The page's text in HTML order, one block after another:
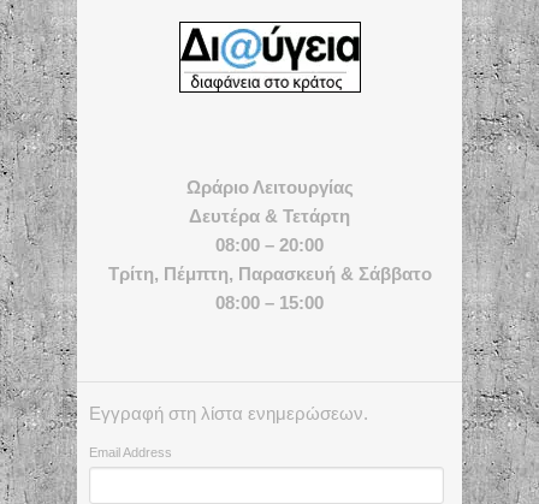
Ωράριο Λειτουργίας
Δευτέρα & Τετάρτη
08:00 – 20:00
Τρίτη, Πέμπτη, Παρασκευή & Σάββατο
08:00 – 15:00
Εγγραφή στη λίστα ενημερώσεων.
Email Address